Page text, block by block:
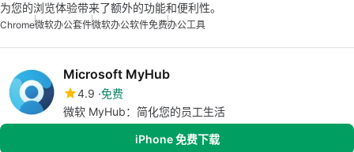
为您的浏览体验带来了额外的功能和便利性。
Chrome微软办公套件微软办公软件免费办公工具
Microsoft MyHub
4.9 免费
微软 MyHub：简化您的员工生活
iPhone 免费下载